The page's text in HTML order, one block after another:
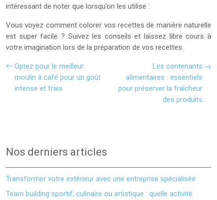
intéressant de noter que lorsqu’on les utilise :
Vous voyez comment colorer vos recettes de manière naturelle
est super facile ? Suivez les conseils et laissez libre cours à
votre imagination lors de la préparation de vos recettes.
Optez pour le meilleur
moulin à café pour un goût
intense et frais
Les contenants
alimentaires : essentiels
pour préserver la fraîcheur
des produits
Nos derniers articles
Transformer votre extérieur avec une entreprise spécialisée
Team building sportif, culinaire ou artistique : quelle activité